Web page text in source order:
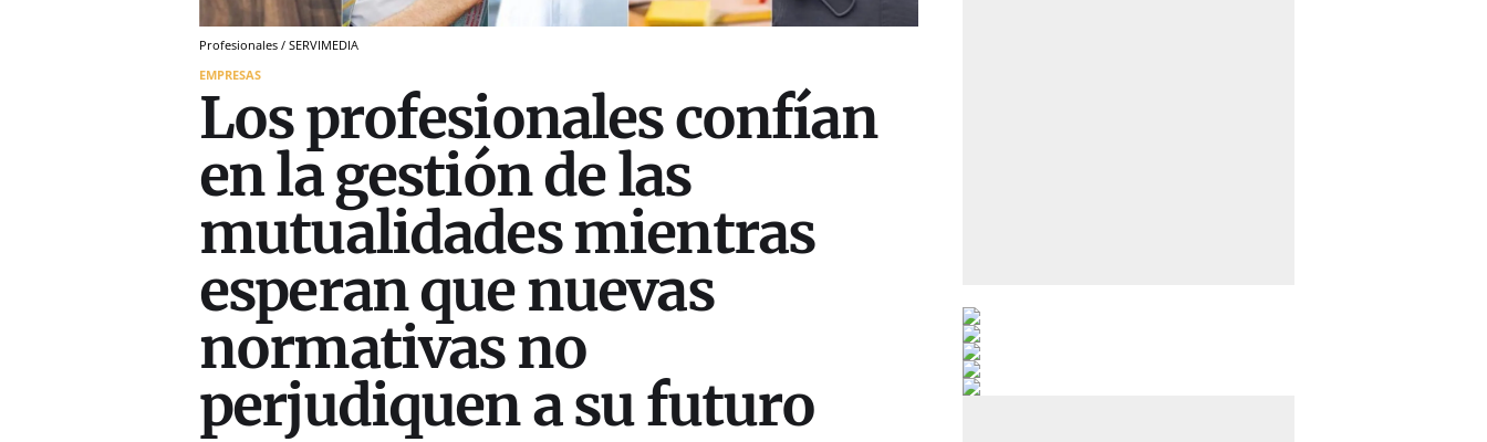
Profesionales / SERVIMEDIA
EMPRESAS
Los profesionales confían
en la gestión de las
mutualidades mientras
esperan que nuevas
normativas no
perjudiquen a su futuro